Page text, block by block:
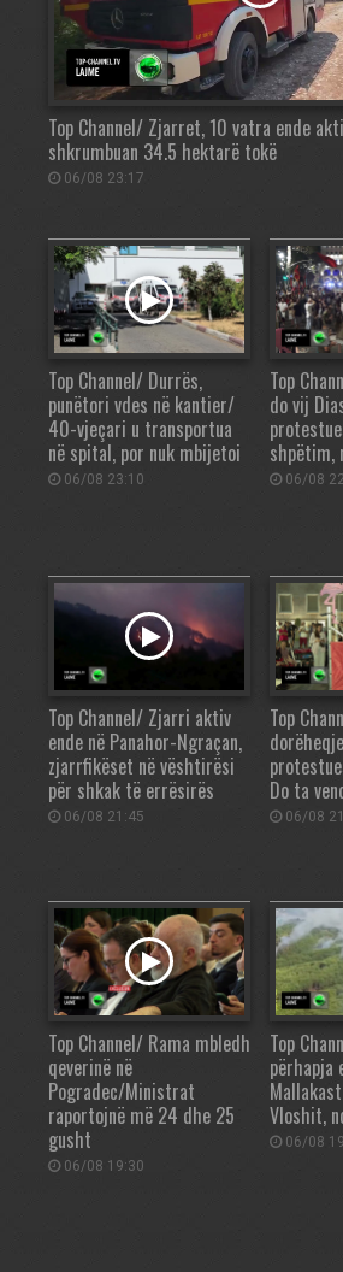
Top Channel/ Zjarret, 10 vatra ende
shkrumbuan 34.5 hektarë tokë
06/08 23:17
Top Channel/ Durrës,
punëtori vdes në kantier/
40-vjeçari u transportua
në spital, por nuk mbijetoi
06/08 23:10
Top
do vij
shpëtim,
06/08
Top Channel/ Zjarri aktiv
ende në Panahor-Ngraçan,
zjarrfikëset në vështirësi
për shkak të errësirës
06/08 21:45
Top
Do ta
06/08
Top Channel/ Rama mbledh
qeverinë në
Pogradec/Ministrat
raportojnë më 24 dhe 25
gusht
06/08 19:30
Top
përhapja
Vloshit,
06/08